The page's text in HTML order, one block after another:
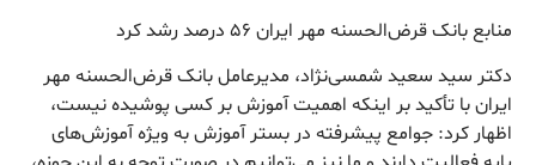
منابع بانک قرض‌الحسنه مهر ایران ۵۶ درصد رشد کرد
دکتر سید سعید شمسی‌نژاد، مدیرعامل بانک قرض‌الحسنه مهر
ایران با تأکید بر اینکه اهمیت آموزش بر کسی پوشیده نیست،
اظهار کرد: جوامع پیشرفته در بستر آموزش به ویژه آموزش‌های